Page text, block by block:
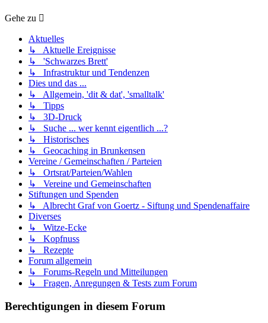
Gehe zu
Aktuelles
↳ Aktuelle Ereignisse
↳ 'Schwarzes Brett'
↳ Infrastruktur und Tendenzen
Dies und das ...
↳ Allgemein, 'dit & dat', 'smalltalk'
↳ Tipps
↳ 3D-Druck
↳ Suche ... wer kennt eigentlich ...?
↳ Historisches
↳ Geocaching in Brunkensen
Vereine / Gemeinschaften / Parteien
↳ Ortsrat/Parteien/Wahlen
↳ Vereine und Gemeinschaften
Stiftungen und Spenden
↳ Albrecht Graf von Goertz - Siftung und Spendenaffaire
Diverses
↳ Witze-Ecke
↳ Kopfnuss
↳ Rezepte
Forum allgemein
↳ Forums-Regeln und Mitteilungen
↳ Fragen, Anregungen & Tests zum Forum
Berechtigungen in diesem Forum